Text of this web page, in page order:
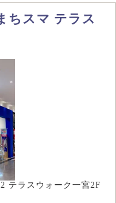
ちスマ テラス
テラスウォーク一宮2F